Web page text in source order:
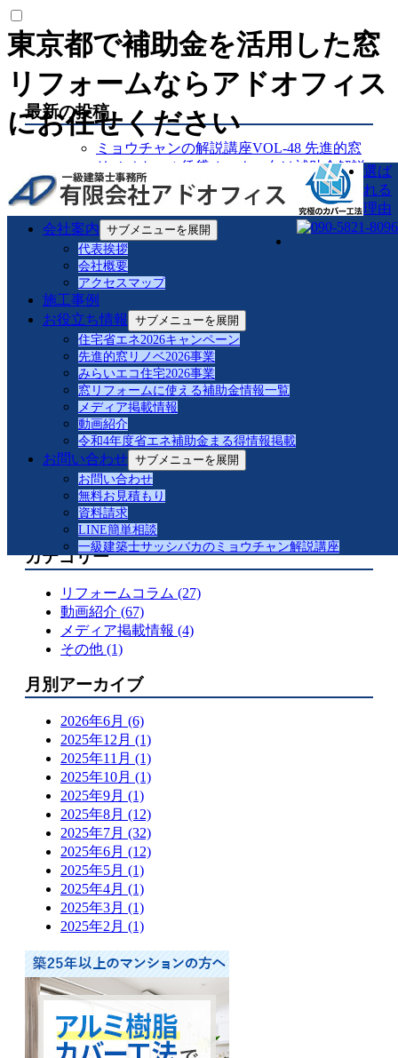
東京都で補助金を活用した窓
リフォームならアドオフィス
にお任せください
選ば
れる
理由
会社案内 サブメニューを展開
代表挨拶
会社概要
アクセスマップ
施工事例
お役立ち情報
サブメニューを展開
住宅省エネ2026キャンペーン
先進的窓リノベ2026事業
みらいエコ住宅2026事業
窓リフォームに使える補助金情報一覧
メディア掲載情報
動画紹介
令和4年度省エネ補助金まる得情報掲載
お問い合わせ サブメニューを展開
お問い合わせ
無料お見積もり
資料請求
LINE簡単相談
一級建築士サッシバカのミョウチャン解説講座
最新の投稿
ミョウチャンの解説講座VOL-48 先進的窓
リノベクール賃貸オーナー向け補助金解説
対応②オーナー向け
ミョウチャンの解説講座VOL-47 先進的窓
リノベクール賃貸オーナー向け補助金解説
対応
ミョウチャンの解説講座VOL-46先進的窓リ
ノベ非居住幼稚園・保育園対応
ミョウチャンの解説講座VOL-45先進的窓リ
ノベ非居住クリニック対応
ミョウチャンの解説講座VOL-44先進的窓リ
ノベ非居住老人ホーム対応
ミョウチャンの解説講座VOL-43 ハイネス
大森施工記録リプラスマンションアルミ樹
脂改修事例紹介
【緊縛強盗対策解説】防犯合わせガラスと
は
品川区S様邸 マドリモ樹脂改修事例紹介
先進的窓リノベ 補助金対応事例
窓リフォームで快適な暮らしへ！2025年度
の補助金を活用するポイント
カテゴリー
リフォームコラム (27)
動画紹介 (67)
メディア掲載情報 (4)
その他 (1)
月別アーカイブ
2026年6月 (6)
2025年12月 (1)
2025年11月 (1)
2025年10月 (1)
2025年9月 (1)
2025年8月 (12)
2025年7月 (32)
2025年6月 (12)
2025年5月 (1)
2025年4月 (1)
2025年3月 (1)
2025年2月 (1)